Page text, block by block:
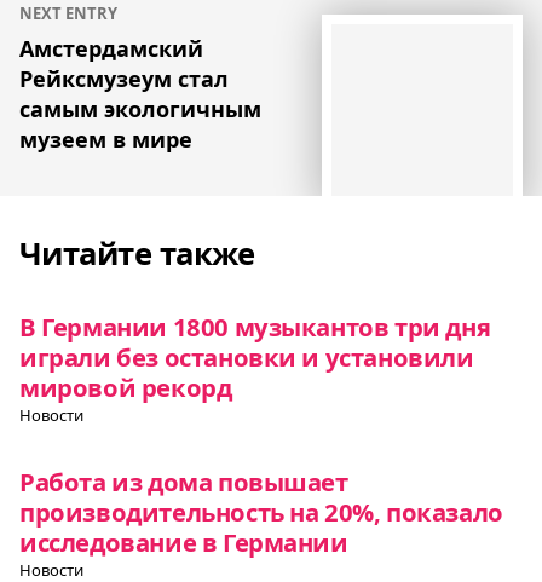
NEXT ENTRY
Амстердамский
Рейксмузеум стал
самым экологичным
музеем в мире
Читайте также
В Германии 1800 музыкантов три дня
играли без остановки и установили
мировой рекорд
Новости
Работа из дома повышает
производительность на 20%, показало
исследование в Германии
Новости